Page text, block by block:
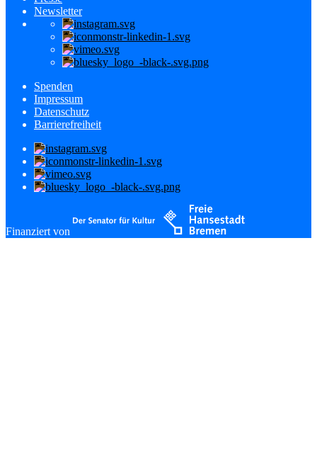
Newsletter
Spenden
Impressum
Datenschutz
Barrierefreiheit
Finanziert von